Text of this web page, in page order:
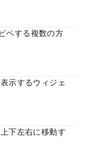
ペする複数の方
示するウィジェ
下左右に移動す